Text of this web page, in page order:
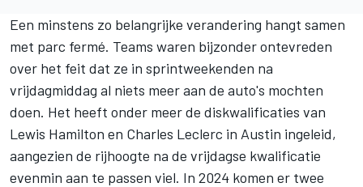
Een minstens zo belangrijke verandering hangt samen
met parc fermé. Teams waren bijzonder ontevreden
over het feit dat ze in sprintweekenden na
vrijdagmiddag al niets meer aan de auto's mochten
doen. Het heeft onder meer de diskwalificaties van
Lewis Hamilton en Charles Leclerc in Austin ingeleid,
aangezien de rijhoogte na de vrijdagse kwalificatie
evenmin aan te passen viel. In 2024 komen er twee